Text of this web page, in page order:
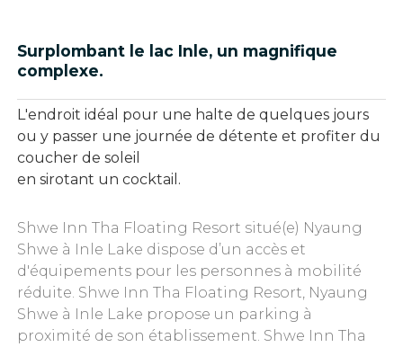
Surplombant le lac Inle, un magnifique
complexe.
L'endroit idéal pour une halte de quelques jours
ou y passer une journée de détente et profiter du
coucher de soleil
en sirotant un cocktail.
Shwe Inn Tha Floating Resort situé(e) Nyaung
Shwe à Inle Lake dispose d’un accès et
d'équipements pour les personnes à mobilité
réduite. Shwe Inn Tha Floating Resort, Nyaung
Shwe à Inle Lake propose un parking à
proximité de son établissement. Shwe Inn Tha